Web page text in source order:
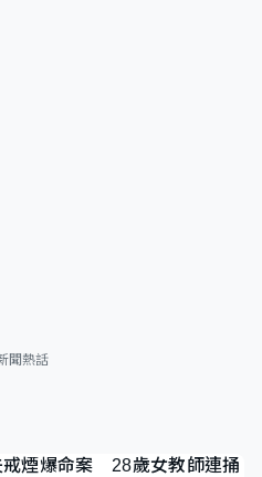
聞熱話
戒煙爆命案 28歲女教師連捅